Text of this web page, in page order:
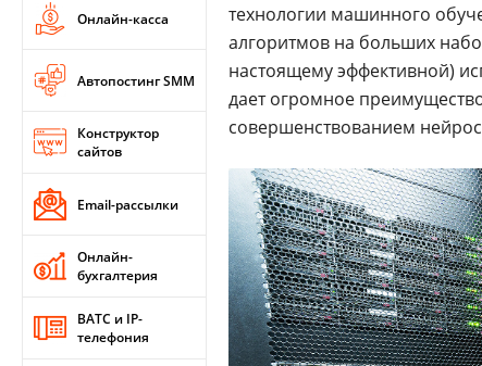
Онлайн-касса
Автопостинг SMM
Конструктор
сайтов
Email-рассылки
Онлайн-
бухгалтерия
ВАТС и IP-
телефония
технологии машинного
алгоритмов на больших
настоящему эффективной)
дает огромное
совершенствованием